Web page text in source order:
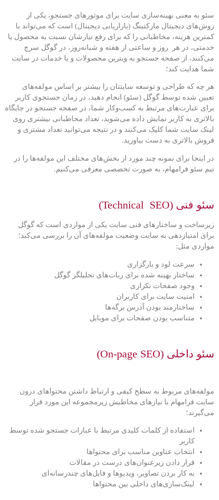
سئو به معنی بهینه‌سازی سایت برای موتورهای جستجو، یکی از
روش‌های دیجیتال مارکتینگ (بازاریابی دیجیتال) است که می‌تواند با
کمترین هزینه، مخاطبانی را که برای رفع نیازشان نسبت به محصول یا
خدمتی، در هر روز و ساعتی از هفته و شبانه‌روز، در گوگل سرچ
می‌کنند، از صفحه جستجو به ویترین محصولات و یا خدمات در سایت
شما هدایت کند؛
هر چه که طراحی و توسعه سایتتان را بیشتر بر اساس مولفه‌های
تعیین شده توسط گوگل (سئو) انجام دهید، در زمان جستجوی کاربر
برای عبارت‌های مرتبط به کسب‌وکار شما، در صفحه جستجو در جایگاه
بالاتری به کاربر نمایش داده می‌شوید، تعداد مخاطبانی بیشتری روی
لینک سایت شما کلیک می‌کنند و در نتیجه می‌توانید تعداد مشتری و
فروش بالاتری به دست بیاورید.
در اینجا برای نمونه چند مورد از بخش‌های مختلف این مولفه‌ها را در
تیم سئو فرامهام، به صورت تخصصی معرفی می‌کنیم.
سئو فنی (Technical SEO)
زیرساخت و ساختارهای فنی سایت یکی از مواردی است که گوگل
برای امتیازدهی به سایت وضعیت مولفه‌های آن را بررسی می‌کند؛
مواردی مثل:
سرعت لود و بارگزاری
ساختار بهینه شده برای ربات‌های تحلیلگر گوگل
وجود صفحات تکراری
امنیت سایت برای کاربران
ساختارمند بودن آدرس برگه‌ها
متناسب بودن صفحات برای موبایل
سئو داخلی (On-page SEO)
مولفه‌های مربوط به سطح کیفی و ارتباط داشتن محتواهای درون
سایت فرامهام با نیازهای مخاطبش زیرمجموعه این مورد قرار
می‌گیرند؛
استفاده از کلمات کلیدی مرتبط با عبارات جستجو شده توسط
کاربر
انتخاب عناوین مناسب برای محتواها
قرار دادن زیرعنوان‌های درست در مقالات
به کار بردن تصاویر، ویدیوها و فایل‌های چندرسانه‌ای
لینک‌سازی‌های داخلی بین محتواها